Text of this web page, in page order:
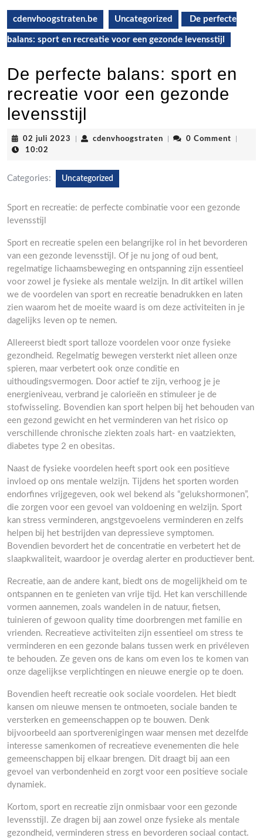
cdenvhoogstraten.be Uncategorized De perfecte
balans: sport en recreatie voor een gezonde levensstijl
De perfecte balans: sport en
recreatie voor een gezonde
levensstijl
02 juli 2023 02
cdenvhoogstraten cdenvhoogstraten
0 Comment
10:02
Categories: Uncategorized
Sport en recreatie: de perfecte combinatie voor een gezonde
levensstijl
Sport en recreatie spelen een belangrijke rol in het bevorderen
van een gezonde levensstijl. Of je nu jong of oud bent,
regelmatige lichaamsbeweging en ontspanning zijn essentieel
voor zowel je fysieke als mentale welzijn. In dit artikel willen
we de voordelen van sport en recreatie benadrukken en laten
zien waarom het de moeite waard is om deze activiteiten in je
dagelijks leven op te nemen.
Allereerst biedt sport talloze voordelen voor onze fysieke
gezondheid. Regelmatig bewegen versterkt niet alleen onze
spieren, maar verbetert ook onze conditie en
uithoudingsvermogen. Door actief te zijn, verhoog je je
energieniveau, verbrand je calorieën en stimuleer je de
stofwisseling. Bovendien kan sport helpen bij het behouden van
een gezond gewicht en het verminderen van het risico op
verschillende chronische ziekten zoals hart- en vaatziekten,
diabetes type 2 en obesitas.
Naast de fysieke voordelen heeft sport ook een positieve
invloed op ons mentale welzijn. Tijdens het sporten worden
endorfines vrijgegeven, ook wel bekend als “gelukshormonen”,
die zorgen voor een gevoel van voldoening en welzijn. Sport
kan stress verminderen, angstgevoelens verminderen en zelfs
helpen bij het bestrijden van depressieve symptomen.
Bovendien bevordert het de concentratie en verbetert het de
slaapkwaliteit, waardoor je overdag alerter en productiever bent.
Recreatie, aan de andere kant, biedt ons de mogelijkheid om te
ontspannen en te genieten van vrije tijd. Het kan verschillende
vormen aannemen, zoals wandelen in de natuur, fietsen,
tuinieren of gewoon quality time doorbrengen met familie en
vrienden. Recreatieve activiteiten zijn essentieel om stress te
verminderen en een gezonde balans tussen werk en privéleven
te behouden. Ze geven ons de kans om even los te komen van
onze dagelijkse verplichtingen en nieuwe energie op te doen.
Bovendien heeft recreatie ook sociale voordelen. Het biedt
kansen om nieuwe mensen te ontmoeten, sociale banden te
versterken en gemeenschappen op te bouwen. Denk
bijvoorbeeld aan sportverenigingen waar mensen met dezelfde
interesse samenkomen of recreatieve evenementen die hele
gemeenschappen bij elkaar brengen. Dit draagt bij aan een
gevoel van verbondenheid en zorgt voor een positieve sociale
dynamiek.
Kortom, sport en recreatie zijn onmisbaar voor een gezonde
levensstijl. Ze dragen bij aan zowel onze fysieke als mentale
gezondheid, verminderen stress en bevorderen sociaal contact.